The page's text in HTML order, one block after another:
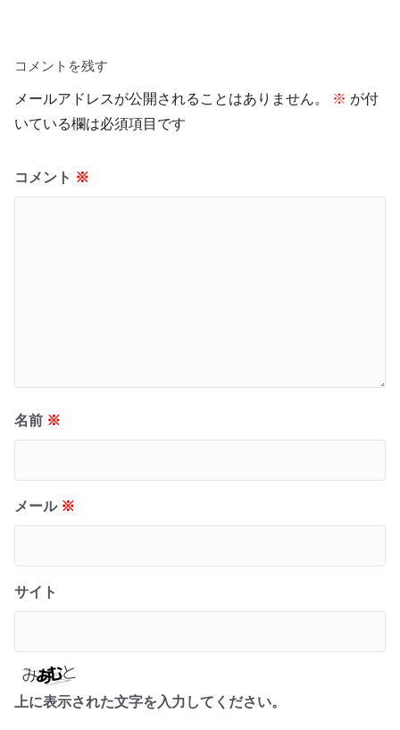
コメントを残す
メールアドレスが公開されることはありません。 ※ が付
いている欄は必須項目です
コメント ※
名前 ※
メール ※
サイト
上に表示された文字を入力してください。